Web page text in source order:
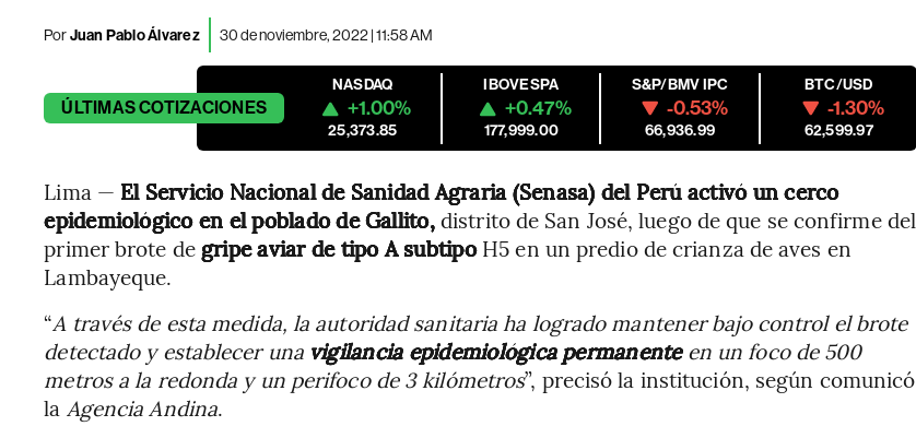
PorJuan Pablo Álvarez 30 de noviembre, 2022 | 11:58 AM
ÚLTIMASCOTIZACIONES
NASDAQ
+1.00%
25,373.85
IBOVESPA
+0.47%
177,999.00
S&P/BMV IPC
-0.53%
66,936.99
BTC/USD
-1.30%
62,599.97
Lima — El Servicio Nacional de Sanidad Agraria (Senasa) del Perú activó un cerco
epidemiológico en el poblado de Gallito,distrito de San José, luego de que se confirme del
primer brote de gripe aviar de tipo A subtipoH5 en un predio de crianza de aves en
Lambayeque.
“A través de esta medida, la autoridad sanitaria ha logrado mantener bajo control el brote
detectado y establecer una vigilancia epidemiológica permanenteen un foco de 500
metros a la redonda y un perifoco de 3 kilómetros”, precisó la institución, según comunicó
la Agencia Andina.